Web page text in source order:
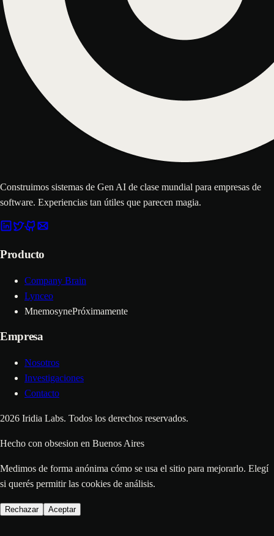
Construimos sistemas de Gen AI de clase mundial para empresas de
software. Experiencias tan útiles que parecen magia.
Producto
Company Brain
Lynceo
MnemosynePróximamente
Empresa
Nosotros
Investigaciones
Contacto
2026 Iridia Labs. Todos los derechos reservados.
Hecho con obsesion en Buenos Aires
Medimos de forma anónima cómo se usa el sitio para mejorarlo. Elegí
si querés permitir las cookies de análisis.
Rechazar Aceptar